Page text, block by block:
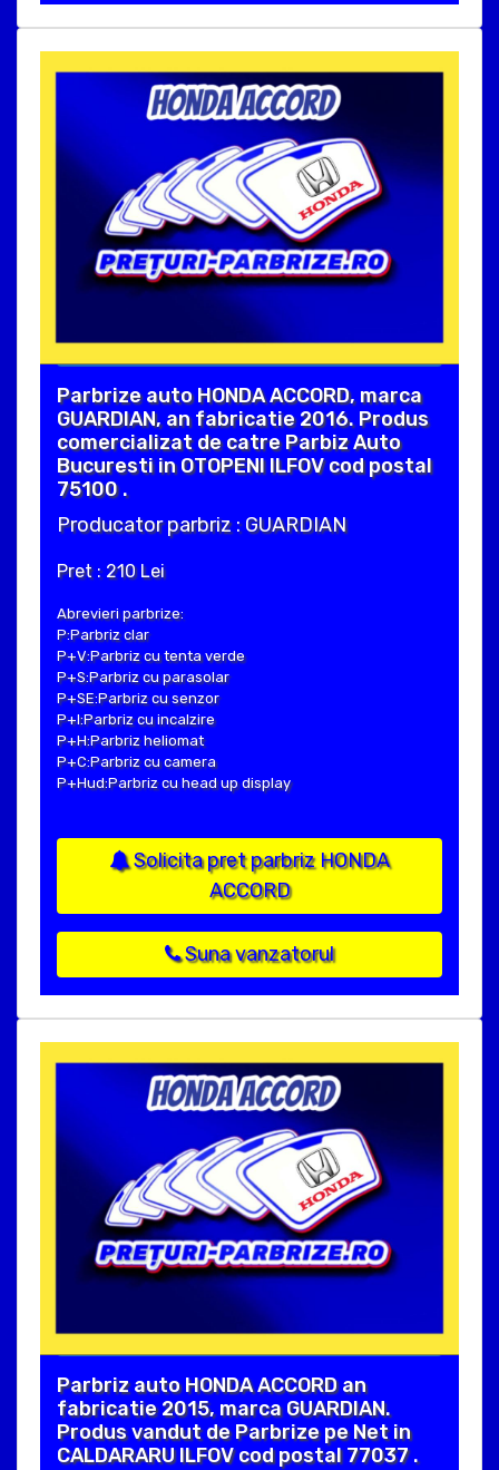
Parbrize auto HONDA ACCORD, marca
GUARDIAN, an fabricatie 2016. Produs
comercializat de catre Parbiz Auto
Bucuresti in OTOPENI ILFOV cod postal
75100 .
Producator parbriz : GUARDIAN
Pret : 210 Lei
Abrevieri parbrize:
P:Parbriz clar
P+V:Parbriz cu tenta verde
P+S:Parbriz cu parasolar
P+SE:Parbriz cu senzor
P+I:Parbriz cu incalzire
P+H:Parbriz heliomat
P+C:Parbriz cu camera
P+Hud:Parbriz cu head up display
Solicita pret parbriz HONDA
ACCORD
Suna vanzatorul
Parbriz auto HONDA ACCORD an
fabricatie 2015, marca GUARDIAN.
Produs vandut de Parbrize pe Net in
CALDARARU ILFOV cod postal 77037 .